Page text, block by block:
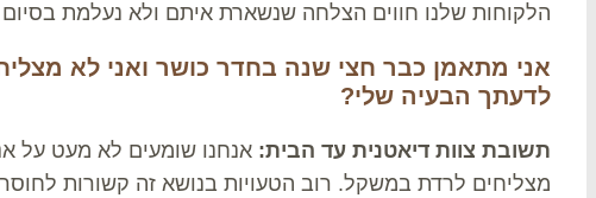
הלקוחות שלנו חווים הצלחה שנשארת איתם ולא נעלמת
אני מתאמן כבר חצי שנה בחדר כושר ואני לא
לדעתך הבעיה שלי?
תשובת צוות דיאטנית עד הבית: אנחנו שומעים לא מעט על
מצליחים לרדת במשקל. רוב הטעויות בנושא זה קשורות